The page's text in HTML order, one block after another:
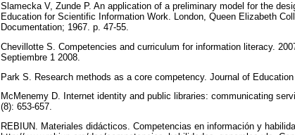
Slamecka V, Zunde P. An application of a preliminary model for the
Education for Scientific Information Work. London, Queen Elizabeth
Documentation; 1967. p. 47-55.
Chevillotte S. Competencies and curriculum for information literacy.
Septiembre 1 2008.
Park S. Research methods as a core competency. Journal of
McMenemy D. Internet identity and public libraries: communicating
(8): 653-657.
REBIUN. Materiales didácticos. Competencias en información y